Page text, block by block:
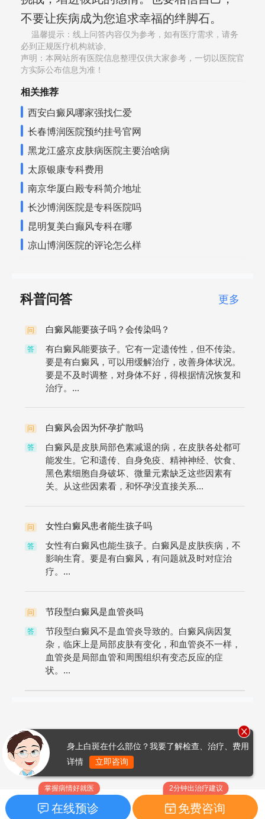
不要让疾病成为您追求幸福的绊脚石。
温馨提示：线上问答内容仅为参考，如有医疗需求，请务
必到正规医疗机构就诊,
声明：本网站所有医院信息整理仅供大家参考，一切以医院官
方实际公布信息为准！
相关推荐
西安白癜风哪家强找仁爱
长春博润医院预约挂号官网
黑龙江盛京皮肤病医院主要治啥病
太原银康专科费用
南京华厦白殿专科简介地址
长沙博润医院是专科医院吗
昆明复美白癫风专科在哪
凉山博润医院的评论怎么样
科普问答 更多
问 白癜风能要孩子吗？会传染吗？
答
有白癜风能要孩子。它有一定遗传性，但不传染。
要是有白癜风，可以用缓解治疗，改善身体状况。
要是不及时调整，对身体不好，得根据情况恢复和
治疗。...
问 白癜风会因为怀孕扩散吗
答
白癜风是皮肤局部色素减退的病，在皮肤各处都可
能发生。它和遗传、自身免疫、精神神经、饮食、
黑色素细胞自身破坏、微量元素缺乏这些因素有
关。从这些因素看，和怀孕没直接关系...
问 女性白癜风患者能生孩子吗
答
女性有白癜风也能生孩子。白癜风是皮肤疾病，不
影响生育。要是有白癜风，有问题就及时对症治
疗。...
问 节段型白癜风是血管炎吗
答
节段型白癜风不是血管炎导致的。白癜风病因复
杂，临床上是局部皮肤有变化，和血管炎不一样，
血管炎是局部血管和周围组织有变态反应的症
状。...
掌握病情好就医
在线预诊
2分钟出治疗建议
免费咨询
身上白斑在什么部位？我要了解检查、治疗、费用
详情
立即咨询